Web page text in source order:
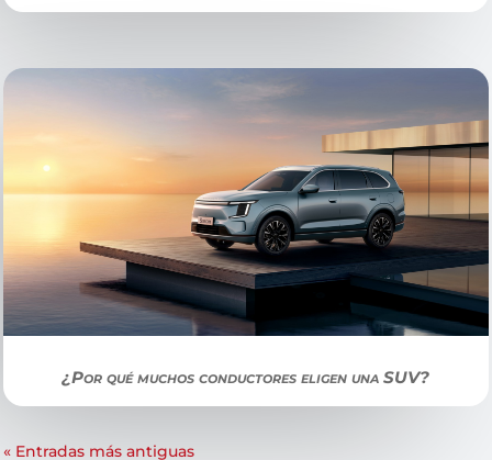
¿Por qué muchos conductores eligen una SUV?
« Entradas más antiguas